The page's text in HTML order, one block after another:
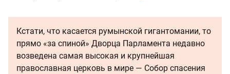
Кстати, что касается румынской гигантомании, то
прямо «за спиной» Дворца Парламента недавно
возведена самая высокая и крупнейшая
православная церковь в мире — Собор спасения